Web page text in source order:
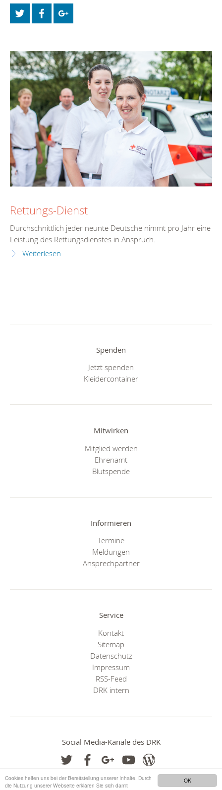
OK
Cookies helfen uns bei der Bereitstellung unserer Inhalte. Durch
die Nutzung unserer Webseite erklären Sie sich damit
Rettungs-Dienst
Durchschnittlich jeder neunte Deutsche nimmt pro Jahr eine
Leistung des Rettungsdienstes in Anspruch.
Weiterlesen
Spenden
Jetzt spenden
Kleidercontainer
Mitwirken
Mitglied werden
Ehrenamt
Blutspende
Informieren
Termine
Meldungen
Ansprechpartner
Service
Kontakt
Sitemap
Datenschutz
Impressum
RSS-Feed
DRK intern
Social Media-Kanäle des DRK